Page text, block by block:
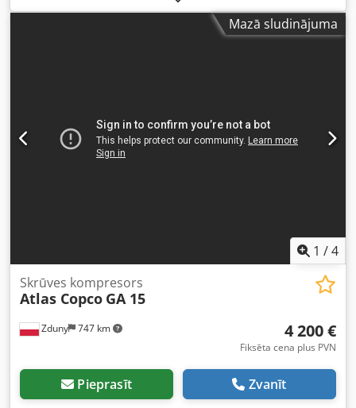
frekvenču pārveidotāju) Dkjdpfxsytyd Uo Aflsr 15 kW
motors Ražība: 2,51 m³/min Spiediens: 13 bar Ražošanas
Mazā sludinājuma
1 /4
Zduny 747 km
Skrūves kompresors
Atlas Copco GA 15
4 200 €
Fiksēta cena plus PVN
Pieprasīt Zvanīt